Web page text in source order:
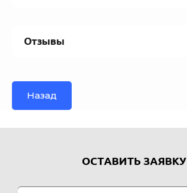
Отзывы
Назад
ОСТАВИТЬ ЗАЯВКУ